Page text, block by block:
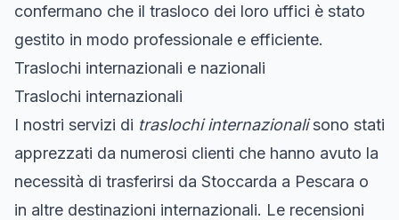
confermano che il trasloco dei loro uffici è stato
gestito in modo professionale e efficiente.
Traslochi internazionali e nazionali
Traslochi internazionali
I nostri servizi di traslochi internazionalisono stati
apprezzati da numerosi clienti che hanno avuto la
necessità di trasferirsi da Stoccarda a Pescara o
in altre destinazioni internazionali. Le recensioni